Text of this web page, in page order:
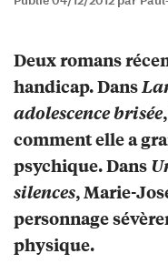
Deux romans
handicap. Dans
adolescence brisée
comment elle a
psychique. Dans
silences, Marie-
personnage
physique.